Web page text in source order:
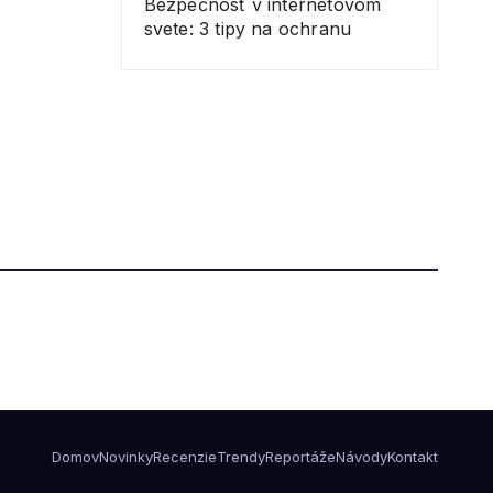
Bezpečnosť v internetovom
svete: 3 tipy na ochranu
DomovNovinkyRecenzieTrendyReportážeNávodyKontakt